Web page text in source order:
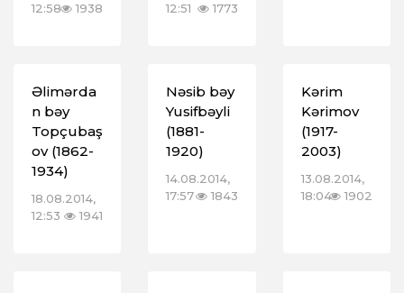
12:58
1938
12:51
1773
Əlimərda
n bəy
Topçubaş
ov (1862-
1934)
18.08.2014,
12:53
1941
Nəsib bəy
Yusifbəyli
(1881-
1920)
14.08.2014,
17:57
1843
Kərim
Kərimov
(1917-
2003)
13.08.2014,
18:04
1902